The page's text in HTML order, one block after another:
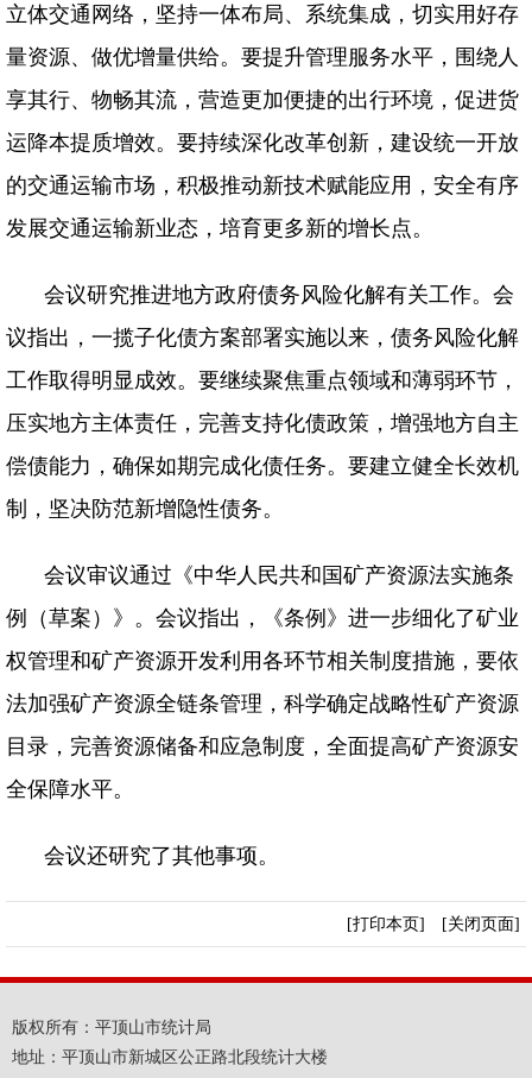
立体交通网络，坚持一体布局、系统集成，切实用好存
量资源、做优增量供给。要提升管理服务水平，围绕人
享其行、物畅其流，营造更加便捷的出行环境，促进货
运降本提质增效。要持续深化改革创新，建设统一开放
的交通运输市场，积极推动新技术赋能应用，安全有序
发展交通运输新业态，培育更多新的增长点。
会议研究推进地方政府债务风险化解有关工作。会
议指出，一揽子化债方案部署实施以来，债务风险化解
工作取得明显成效。要继续聚焦重点领域和薄弱环节，
压实地方主体责任，完善支持化债政策，增强地方自主
偿债能力，确保如期完成化债任务。要建立健全长效机
制，坚决防范新增隐性债务。
会议审议通过《中华人民共和国矿产资源法实施条
例（草案）》。会议指出，《条例》进一步细化了矿业
权管理和矿产资源开发利用各环节相关制度措施，要依
法加强矿产资源全链条管理，科学确定战略性矿产资源
目录，完善资源储备和应急制度，全面提高矿产资源安
全保障水平。
会议还研究了其他事项。
[打印本页] [关闭页面]
版权所有：平顶山市统计局
地址：平顶山市新城区公正路北段统计大楼